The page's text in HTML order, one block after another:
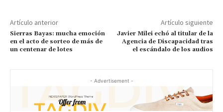
Artículo anterior
Sierras Bayas: mucha emoción
en el acto de sorteo de más de
un centenar de lotes
Artículo siguiente
Javier Milei echó al titular de la
Agencia de Discapacidad tras
el escándalo de los audios
- Advertisement -